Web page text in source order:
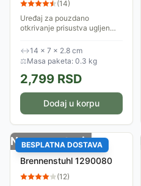
(14)
Uređaj za pouzdano
otkrivanje prisustva ugljen
opasnost. Usklađen je sa
standardom EN 50291-
1:2018, garantujući visok...
↔14 × 7 × 2.8 cm
⚖Masa paketa: 0.3 kg
2,799 RSD
Dodaj u korpu
BESPLATNA DOSTAVA
Nema na stanju
Bežični detektor dima
Brennenstuhl 1290080
(12)